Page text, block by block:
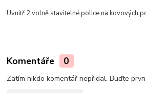
Uvnitř 2 volně stavitelné police na kovových
Komentáře 0
Zatím nikdo komentář nepřidal. Buďte